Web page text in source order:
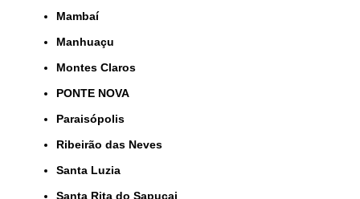
Mambaí
Manhuaçu
Montes Claros
PONTE NOVA
Paraisópolis
Ribeirão das Neves
Santa Luzia
Santa Rita do Sapucai